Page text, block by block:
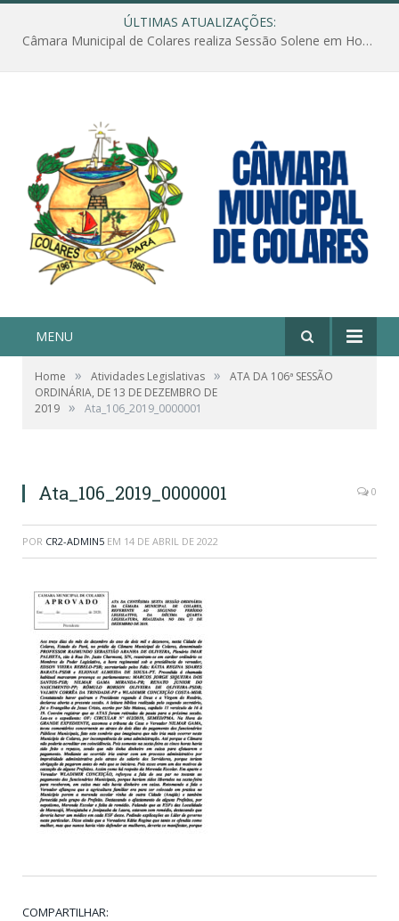
ÚLTIMAS ATUALIZAÇÕES:
Câmara Municipal de Colares realiza Sessão Solene em Homenagem ao Dia das Mães
MENU
Home » Atividades Legislativas »
ATA DA 106ª SESSÃO
ORDINÁRIA, DE 13 DE DEZEMBRO DE
2019 » Ata_106_2019_0000001
Ata_106_2019_0000001 0
POR CR2-ADMIN5 EM 14 DE ABRIL DE 2022
COMPARTILHAR: